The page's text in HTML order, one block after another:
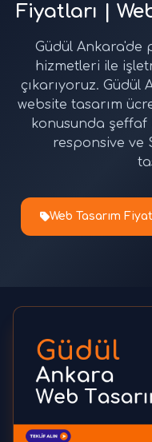
Fiyatları |
Güdül Ankara'de
hizmetleri ile
çıkarıyoruz. Güdül
website tasarım
konusunda
responsive ve
Web Tasarım